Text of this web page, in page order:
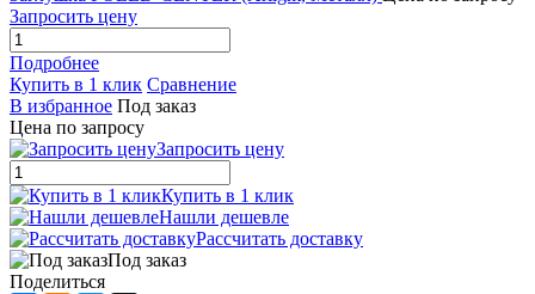
Запросить цену
Подробнее
Купить в 1 клик Сравнение
В избранное Под заказ
Цена по запросу
Запросить цену
Купить в 1 клик
Нашли дешевле
Рассчитать доставку
Под заказ
Поделиться